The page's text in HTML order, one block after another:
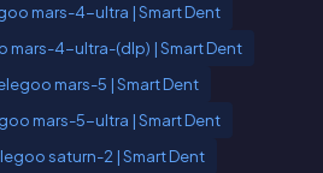
mars-4-ultra | Smart Dent
mars-4-ultra-(dlp) | Smart Dent
mars-5 | Smart Dent
mars-5-ultra | Smart Dent
saturn-2 | Smart Dent